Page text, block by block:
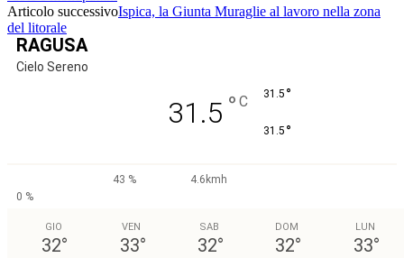
Articolo successivoIspica, la Giunta Muraglie al lavoro nella zona
del litorale
RAGUSA
Cielo Sereno
31.5 ° C 31.5 °
31.5 °
43 %
4.6kmh
0 %
GIO
32°
VEN
33°
SAB
32°
DOM
32°
LUN
33°